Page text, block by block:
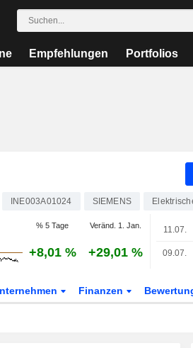
Empfehlungen Portfolios
INE003A01024 SIEMENS
% 5 Tage Veränd. 1. Jan.
+8,01 % +29,01 %
11.07.
09.07.
Finanzen